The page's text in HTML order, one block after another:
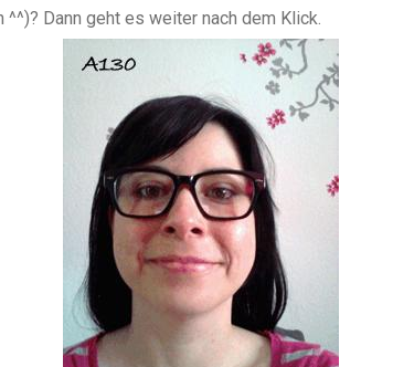
Dann geht es weiter nach dem Klick.